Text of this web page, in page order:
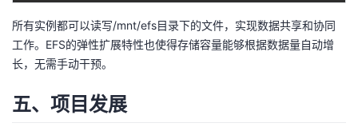
所有实例都可以读写/mnt/efs目录下的文件，实现数据共享和协同
工作。EFS的弹性扩展特性也使得存储容量能够根据数据量自动增
长，无需手动干预。
五、项目发展